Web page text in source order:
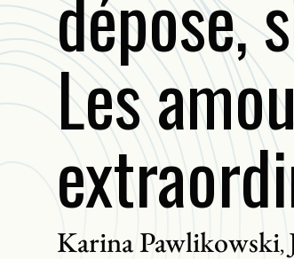
Les
Karina Pawlikowski,